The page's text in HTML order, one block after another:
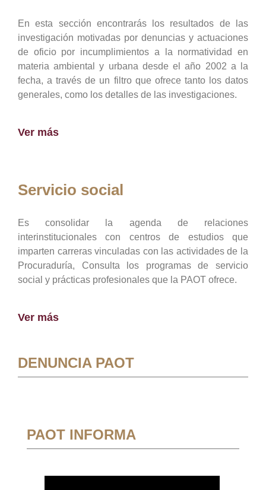
En esta sección encontrarás los resultados de las
investigación motivadas por denuncias y actuaciones
de oficio por incumplimientos a la normatividad en
materia ambiental y urbana desde el año 2002 a la
fecha, a través de un filtro que ofrece tanto los datos
generales, como los detalles de las investigaciones.
Ver más
Servicio social
Es consolidar la agenda de relaciones
interinstitucionales con centros de estudios que
imparten carreras vinculadas con las actividades de la
Procuraduría, Consulta los programas de servicio
social y prácticas profesionales que la PAOT ofrece.
Ver más
DENUNCIA PAOT
PAOT INFORMA